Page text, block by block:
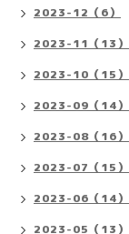
2023-12（6）
2023-11（13）
2023-10（15）
2023-09（14）
2023-08（16）
2023-07（15）
2023-06（14）
2023-05（13）